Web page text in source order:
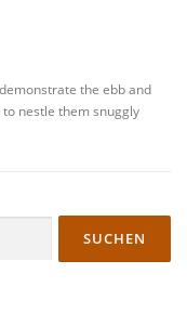
the ebb and
nestle them snuggly